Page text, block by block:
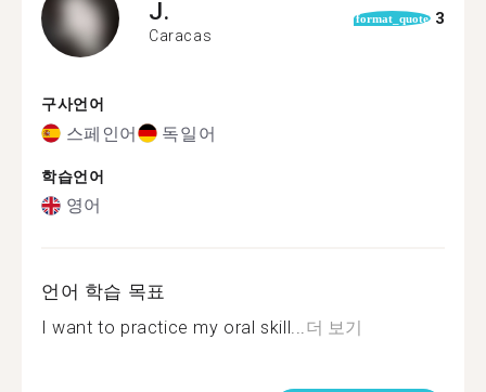
J.
Caracas
format_quote 3
구사언어
스페인어 독일어
학습언어
영어
언어 학습 목표
I want to practice my oral skill...더 보기